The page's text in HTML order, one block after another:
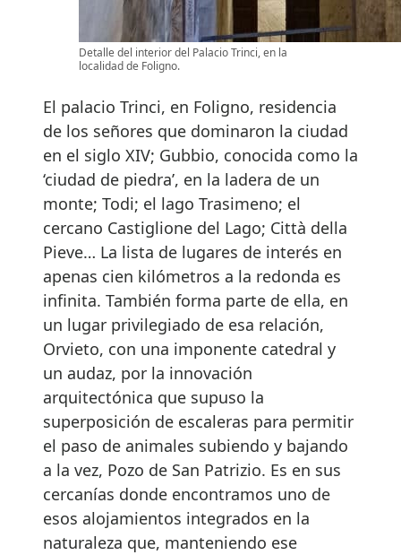
Detalle del interior del Palacio Trinci, en la
localidad de Foligno.
El palacio Trinci, en Foligno, residencia
de los señores que dominaron la ciudad
en el siglo XIV; Gubbio, conocida como la
‘ciudad de piedra’, en la ladera de un
monte; Todi; el lago Trasimeno; el
cercano Castiglione del Lago; Città della
Pieve… La lista de lugares de interés en
apenas cien kilómetros a la redonda es
infinita. También forma parte de ella, en
un lugar privilegiado de esa relación,
Orvieto, con una imponente catedral y
un audaz, por la innovación
arquitectónica que supuso la
superposición de escaleras para permitir
el paso de animales subiendo y bajando
a la vez, Pozo de San Patrizio. Es en sus
cercanías donde encontramos uno de
esos alojamientos integrados en la
naturaleza que, manteniendo ese